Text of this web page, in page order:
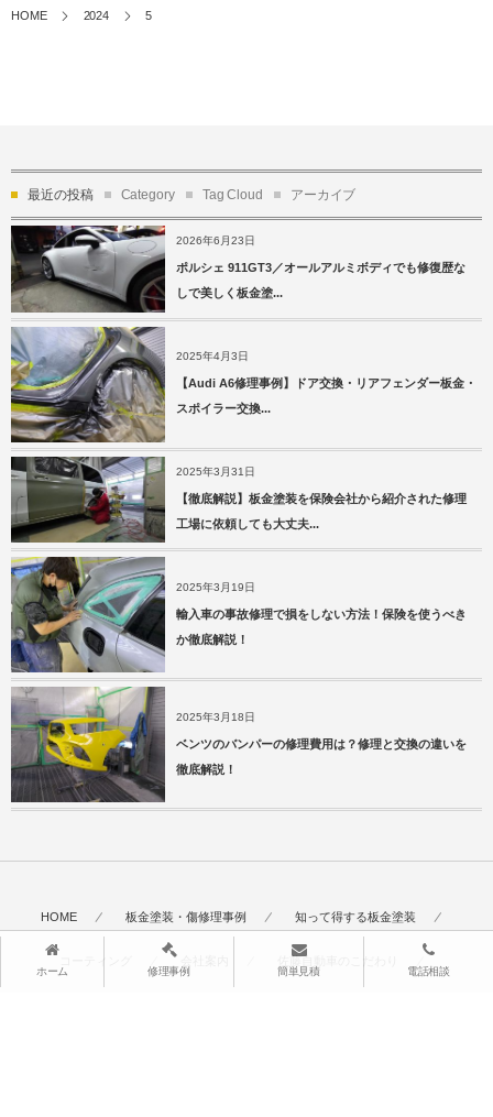
HOME 2024 5
最近の投稿 Category Tag Cloud アーカイブ
2026年6月23日
ポルシェ 911GT3／オールアルミボディでも修復歴な
しで美しく板金塗...
2025年4月3日
【Audi A6修理事例】ドア交換・リアフェンダー板金・
スポイラー交換...
2025年3月31日
【徹底解説】板金塗装を保険会社から紹介された修理
工場に依頼しても大丈夫...
2025年3月19日
輸入車の事故修理で損をしない方法！保険を使うべき
か徹底解説！
2025年3月18日
ベンツのバンパーの修理費用は？修理と交換の違いを
徹底解説！
HOME 板金塗装・傷修理事例 知って得する板金塗装
ホーム 修理事例 簡単見積 電話相談